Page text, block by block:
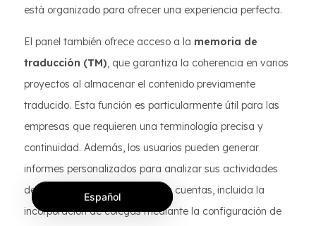
está organizado para ofrecer una experiencia perfecta.
El panel también ofrece acceso a la memoria de
traducción (TM), que garantiza la coherencia en varios
proyectos al almacenar el contenido previamente
traducido. Esta función es particularmente útil para las
empresas que requieren una terminología precisa y
continuidad. Además, los usuarios pueden generar
informes personalizados para analizar sus actividades
de traducción y administrar sus cuentas, incluida la
incorporación de colegas mediante la configuración de
Español